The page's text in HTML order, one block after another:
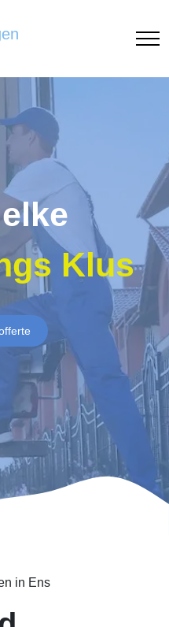
Klus
in Ens